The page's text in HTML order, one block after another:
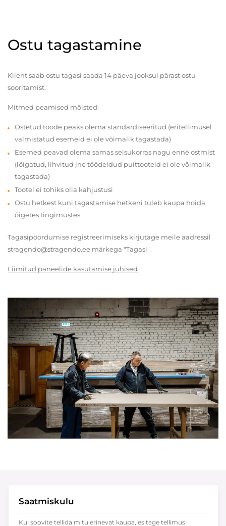
Ostu tagastamine
Klient saab ostu tagasi saada 14 päeva jooksul pärast ostu
sooritamist.
Mitmed peamised mõisted:
Ostetud toode peaks olema standardiseeritud (eritellimusel
valmistatud esemeid ei ole võimalik tagastada)
Esemed peavad olema samas seisukorras nagu enne ostmist
(lõigatud, lihvitud jne töödeldud puittooteid ei ole võimalik
tagastada)
Tootel ei tohiks olla kahjustusi
Ostu hetkest kuni tagastamise hetkeni tuleb kaupa hoida
õigetes tingimustes.
Tagasipöördumise registreerimiseks kirjutage meile aadressil
stragendo@stragendo.ee märkega "Tagasi".
Liimitud paneelide kasutamise juhised
Saatmiskulu
Kui soovite tellida mitu erinevat kaupa, esitage tellimus